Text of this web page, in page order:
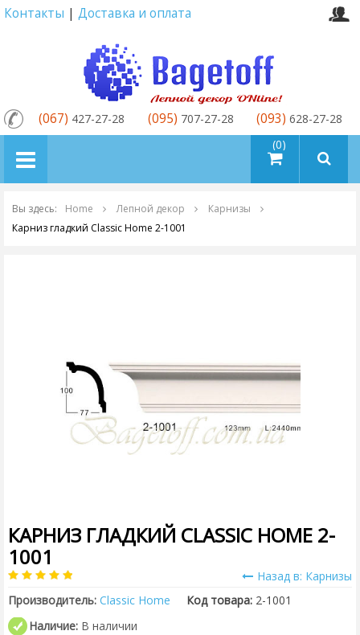
Контакты | Доставка и оплата
товаров (0)
(067) 427-27-28 (095) 707-27-28 (093) 628-27-28
Вы здесь: Home Лепной декор
Карнизы
Карниз гладкий Classic Home 2-1001
КАРНИЗ ГЛАДКИЙ CLASSIC HOME 2-
1001
Назад в: Карнизы
Производитель: Classic Home Код товара: 2-1001
Наличие: В наличии